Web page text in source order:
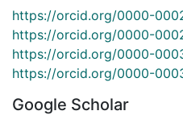
https://orcid.org/0000-
https://orcid.org/0000-
https://orcid.org/0000-
https://orcid.org/0000-
Google Scholar